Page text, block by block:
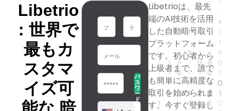
Libetrio
: 世界で
最もカ
スタマ
イズ可
パ
ス
ワ
ー
ド
を
Libetrioは、最先
端のAI技術を活用
した自動暗号取引
プラットフォーム
です。初心者から
上級者まで、誰で
も簡単に高精度な
取引を始められま
す。今すぐ登録し